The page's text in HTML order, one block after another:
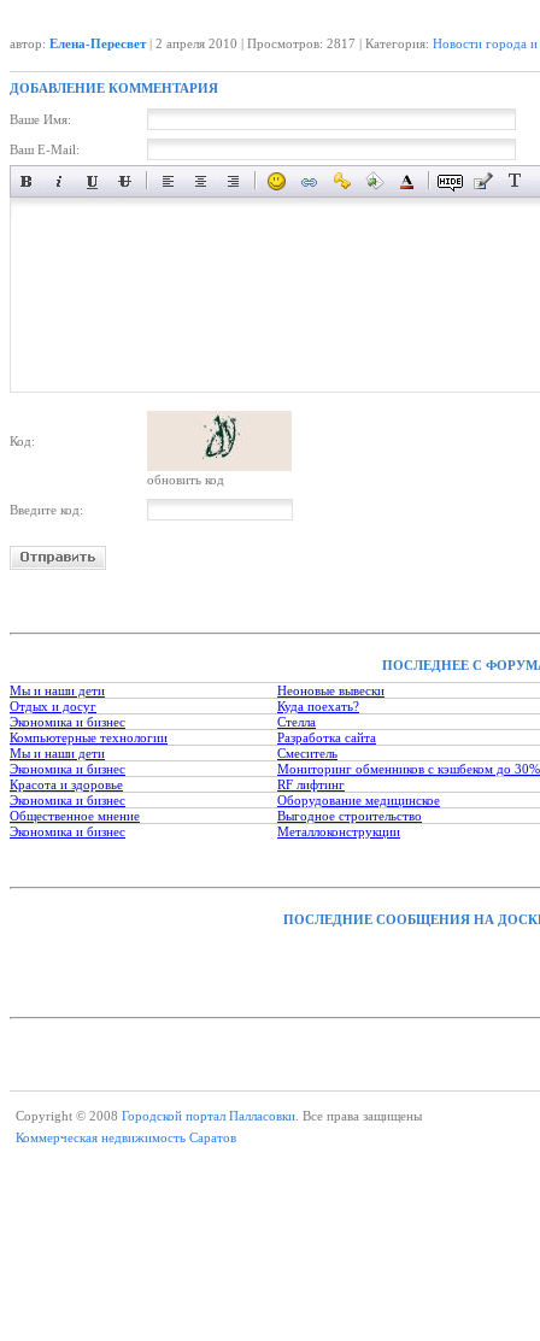
автор: Елена-Пересвет| 2 апреля 2010 | Просмотров: 2817 | Категория: Новости города и
ДОБАВЛЕНИЕ КОММЕНТАРИЯ
Ваше Имя:
Ваш E-Mail:
Код:
обновить код
Введите код:
ПОСЛЕДНЕЕ С
Мы и наши дети
Неоновые вывески
Отдых и досуг
Куда поехать?
Экономика и бизнес
Стелла
Компьютерные технологии
Разработка сайта
Мы и наши дети
Смеситель
Экономика и бизнес
Мониторинг обменников с кэшбеком до 30%
Красота и здоровье
RF лифтинг
Экономика и бизнес
Оборудование медицинское
Общественное мнение
Выгодное строительство
Экономика и бизнес
Металлоконструкции
ПОСЛЕДНИЕ СООБЩЕНИЯ НА
Copyright © 2008 Городской портал Палласовки. Все права защищены
Коммерческая недвижимость Саратов